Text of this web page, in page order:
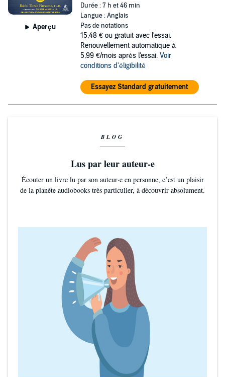
Aperçu
Durée : 7 h et 46 min
Langue : Anglais
Pas de notations
15,48 € ou gratuit avec l'essai.
Renouvellement automatique à
5,99 €/mois après l'essai. Voir
conditions d'éligibilité
Essayez Standard gratuitement
BLOG
Lus par leur auteur-e
Écouter un livre lu par son auteur·e en personne, c’est un plaisir
de la planète audiobooks très particulier, à découvrir absolument.